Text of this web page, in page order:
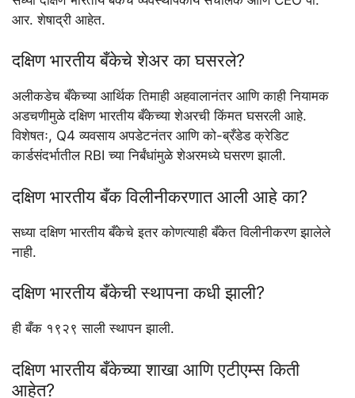
आर. शेषाद्री आहेत.
दक्षिण भारतीय बँकेचे शेअर का घसरले?
अलीकडेच बँकेच्या आर्थिक तिमाही अहवालानंतर आणि काही नियामक
अडचणीमुळे दक्षिण भारतीय बँकेच्या शेअरची किंमत घसरली आहे.
विशेषतः, Q4 व्यवसाय अपडेटनंतर आणि को-ब्रँडेड क्रेडिट
कार्डसंदर्भातील RBI च्या निर्बंधांमुळे शेअरमध्ये घसरण झाली.
दक्षिण भारतीय बँक विलीनीकरणात आली आहे का?
सध्या दक्षिण भारतीय बँकेचे इतर कोणत्याही बँकेत विलीनीकरण झालेले
नाही.
दक्षिण भारतीय बँकेची स्थापना कधी झाली?
ही बँक १९२९ साली स्थापन झाली.
दक्षिण भारतीय बँकेच्या शाखा आणि एटीएम्स किती
आहेत?